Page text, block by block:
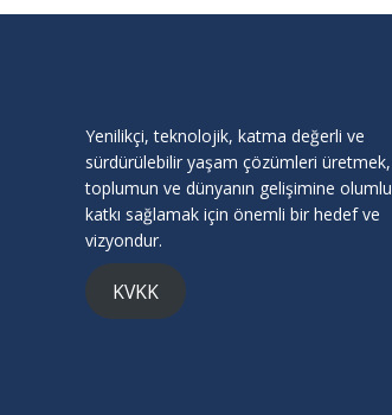
Yenilikçi, teknolojik, katma değerli ve
sürdürülebilir yaşam çözümleri üretmek,
toplumun ve dünyanın gelişimine olumlu
katkı sağlamak için önemli bir hedef ve
vizyondur.
KVKK